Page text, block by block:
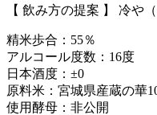
【 飲み方の提案 】 冷や
精米歩合：55％
アルコール度数：16度
日本酒度：±0
原料米：宮城県産蔵の華
使用酵母：非公開